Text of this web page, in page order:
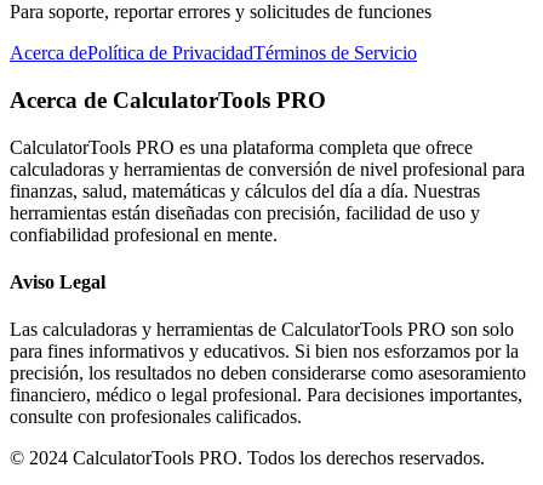
Para soporte, reportar errores y solicitudes de funciones
Acerca dePolítica de PrivacidadTérminos de Servicio
Acerca de CalculatorTools PRO
CalculatorTools PRO es una plataforma completa que ofrece
calculadoras y herramientas de conversión de nivel profesional para
finanzas, salud, matemáticas y cálculos del día a día. Nuestras
herramientas están diseñadas con precisión, facilidad de uso y
confiabilidad profesional en mente.
Aviso Legal
Las calculadoras y herramientas de CalculatorTools PRO son solo
para fines informativos y educativos. Si bien nos esforzamos por la
precisión, los resultados no deben considerarse como asesoramiento
financiero, médico o legal profesional. Para decisiones importantes,
consulte con profesionales calificados.
© 2024 CalculatorTools PRO. Todos los derechos reservados.